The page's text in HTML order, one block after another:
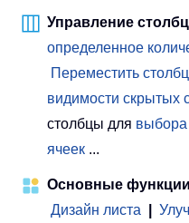
Управление
определенное
Переместить
видимости скрытых
столбцы для выбора
ячеек ...
Основные функции
Дизайн листа